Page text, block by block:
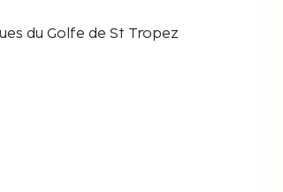
du Golfe de St Tropez